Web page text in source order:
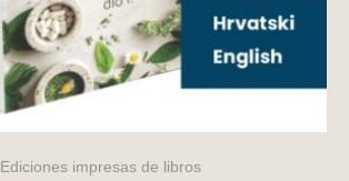
Ediciones impresas de libros